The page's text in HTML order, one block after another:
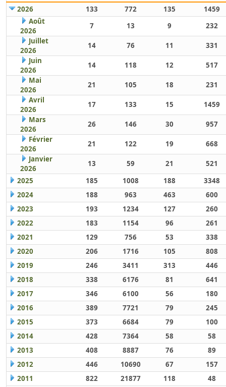
2026
133 772 135
1459
Août
2026
7 13 9
232
Juillet
2026
14 76 11
331
Juin
2026
14 118 12
517
Mai
2026
21 105 18
231
Avril
2026
17 133 15
1459
Mars
2026
26 146 30
957
Février
2026
21 122 19
668
Janvier
2026
13 59 21
521
2025
185 1008 188
3348
2024
188 963 463
600
2023
193 1234 127
260
2022
183 1154 96
261
2021
129 756 53
338
2020
206 1716 105
808
2019
246 3411 313
446
2018
338 6176 81
641
2017
346 6100 56
180
2016
389 7721 79
245
2015
373 6684 79
100
2014
428 7364 58
58
2013
408 8887 76
89
2012
446 10690 67
157
2011
822 21877 118
48